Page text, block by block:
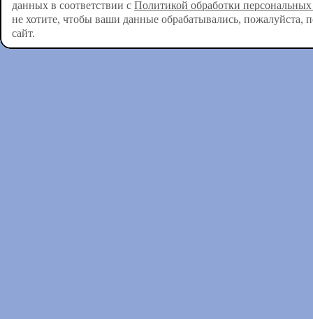
данных в соответствии с Политикой обработки
не хотите, чтобы ваши данные обрабатывались, пожалуйста,
сайт.